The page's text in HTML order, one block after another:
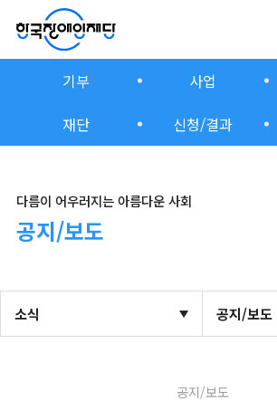
기부 사업
재단
신청/결과
다름이 어우러지는 아름다운 사회
공지/보도
소식 공지/보도
공지/보도